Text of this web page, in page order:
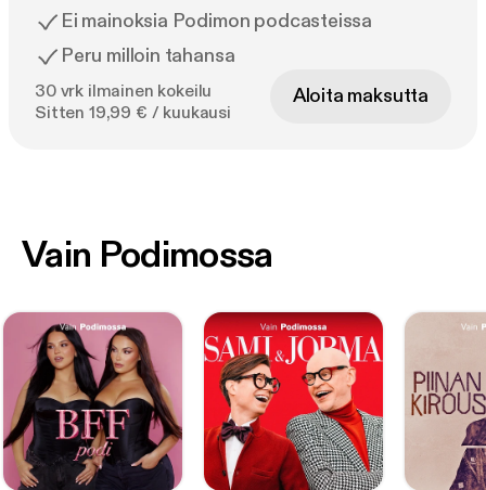
Ei mainoksia Podimon podcasteissa
Peru milloin tahansa
30 vrk ilmainen kokeilu
Sitten 19,99 € / kuukausi
Aloita maksutta
Vain Podimossa